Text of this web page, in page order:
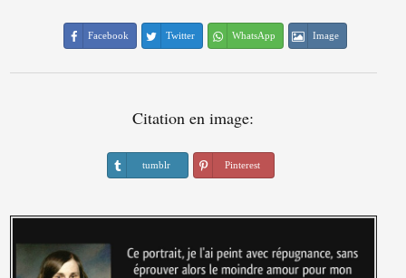
Facebook Twitter WhatsApp Image
Citation en image:
tumblr Pinterest